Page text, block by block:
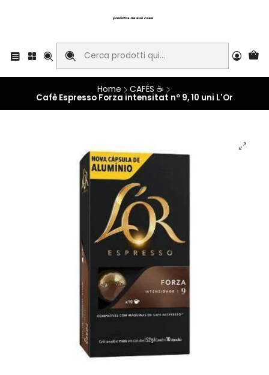
Home CAFÉS ☕
Cafè Espresso Forza intensitat nº 9, 10 uni L'Or